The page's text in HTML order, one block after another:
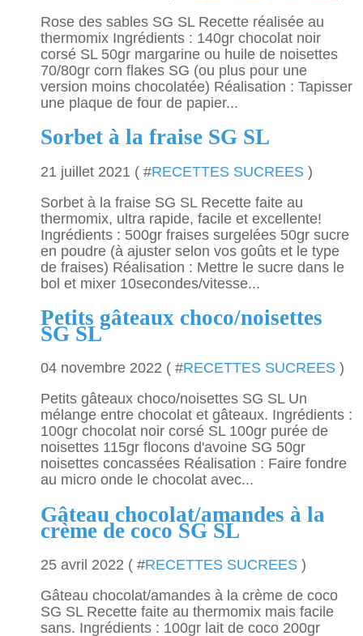
Rose des sables SG SL Recette réalisée au
thermomix Ingrédients : 140gr chocolat noir
corsé SL 50gr margarine ou huile de noisettes
70/80gr corn flakes SG (ou plus pour une
version moins chocolatée) Réalisation : Tapisser
une plaque de four de papier...
Sorbet à la fraise SG SL
21 juillet 2021 ( #RECETTES SUCREES )
Sorbet à la fraise SG SL Recette faite au
thermomix, ultra rapide, facile et excellente!
Ingrédients : 500gr fraises surgelées 50gr sucre
en poudre (à ajuster selon vos goûts et le type
de fraises) Réalisation : Mettre le sucre dans le
bol et mixer 10secondes/vitesse...
Petits gâteaux choco/noisettes
SG SL
04 novembre 2022 ( #RECETTES SUCREES )
Petits gâteaux choco/noisettes SG SL Un
mélange entre chocolat et gâteaux. Ingrédients :
100gr chocolat noir corsé SL 100gr purée de
noisettes 115gr flocons d'avoine SG 50gr
noisettes concassées Réalisation : Faire fondre
au micro onde le chocolat avec...
Gâteau chocolat/amandes à la
crème de coco SG SL
25 avril 2022 ( #RECETTES SUCREES )
Gâteau chocolat/amandes à la crème de coco
SG SL Recette faite au thermomix mais facile
sans. Ingrédients : 100gr lait de coco 200gr